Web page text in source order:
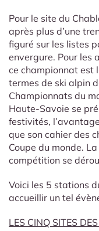
Pour le site du
après plus d’une
figuré sur les listes
envergure. Pour les
ce championnat est
termes de ski alpin
Championnats du
Haute-Savoie se
festivités,
que son cahier des
Coupe du monde.
compétition se
Voici les 5 stations
accueillir un tel
LES CINQ SITES